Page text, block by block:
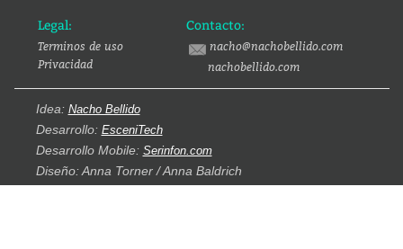
Legal:
Terminos de uso
Privacidad
Contacto:
nacho@nachobellido.com
nachobellido.com
Idea: Nacho Bellido
Desarrollo: EsceniTech
Desarrollo Mobile: Serinfon.com
Diseño: Anna Torner / Anna Baldrich